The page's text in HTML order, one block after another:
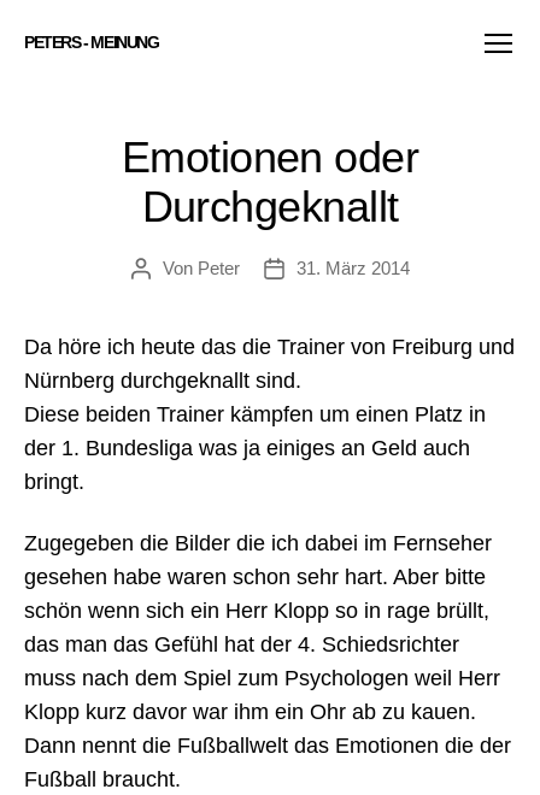
PETERS - MEINUNG
Emotionen oder
Durchgeknallt
Beitragsautor
Von Peter Veröffentlichungsdatum
31. März 2014
Da höre ich heute das die Trainer von Freiburg und
Nürnberg durchgeknallt sind.
Diese beiden Trainer kämpfen um einen Platz in
der 1. Bundesliga was ja einiges an Geld auch
bringt.
Zugegeben die Bilder die ich dabei im Fernseher
gesehen habe waren schon sehr hart. Aber bitte
schön wenn sich ein Herr Klopp so in rage brüllt,
das man das Gefühl hat der 4. Schiedsrichter
muss nach dem Spiel zum Psychologen weil Herr
Klopp kurz davor war ihm ein Ohr ab zu kauen.
Dann nennt die Fußballwelt das Emotionen die der
Fußball braucht.